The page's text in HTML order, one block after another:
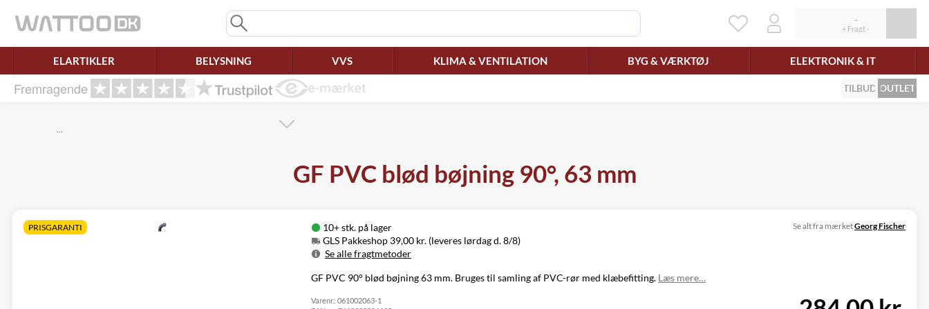
ELARTIKLER BELYSNING VVS KLIMA & VENTILATION BYG & VÆRKTØJ ELEKTRONIK & IT
Fremragende TILBUD OUTLET
…
GF PVC blød bøjning 90°, 63 mm
PRISGARANTI
10+ stk. på lager
GLS Pakkeshop 39,00 kr. (leveres lørdag d. 8/8)
Se alle fragtmetoder
Metode
Pris
Leveres
GLS
Se alt fra mærketGeorg Fischer
GF PVC 90° blød bøjning 63 mm. Bruges til samling af PVC-rør med klæbefitting. Læs mere…
Varenr.: 061002063-1
Ret samtykke!